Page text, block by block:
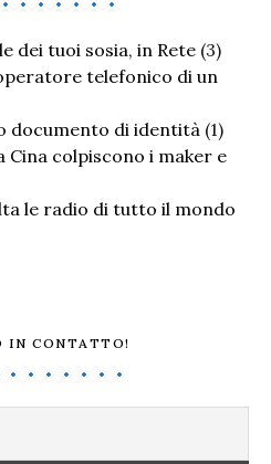
dei tuoi sosia, in Rete (3)
telefonico di un
documento di identità (1)
Cina colpiscono i maker e
le radio di tutto il mondo
IN CONTATTO!